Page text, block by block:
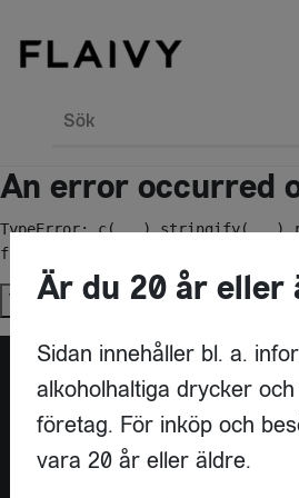
Sök
An error occurred
TypeError:
function
Try again
Är du
Är du 20 år eller
Sidan innehåller bl. a.
alkoholhaltiga drycker
företag. För inköp och
vara 20 år eller äldre.